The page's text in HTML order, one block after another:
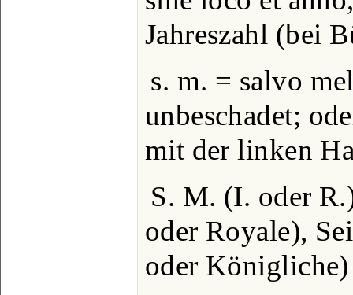
Jahreszahl (bei
s. m. = salvo
unbeschadet;
mit der linken
S. M. (I. oder
oder Royale),
oder